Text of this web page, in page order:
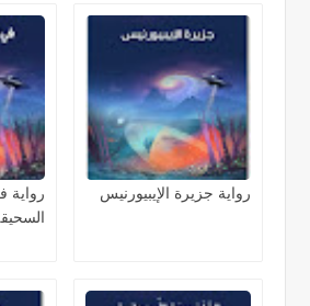
رواية جزيرة الإيبيورنيس
رواية